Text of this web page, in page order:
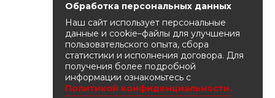
Обработка персональных данных
Наш сайт использует персональные
данные и cookie–файлы для улучшения
пользовательского опыта, сбора
статистики и исполнения договора. Для
получения более подробной
информации ознакомьтесь с
Политикой конфиденциальности.